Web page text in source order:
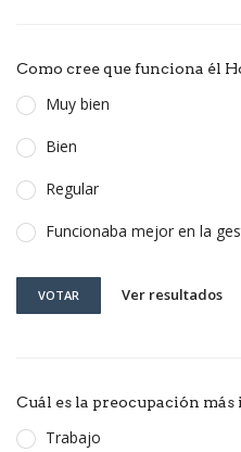
Como cree que funciona él
Muy bien
Bien
Regular
Funcionaba mejor en la
VOTAR Ver resultados
Cuál es la preocupación
Trabajo